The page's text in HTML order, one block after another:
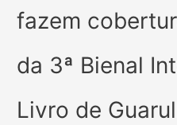
fazem
da 3ª Bienal
Livro de